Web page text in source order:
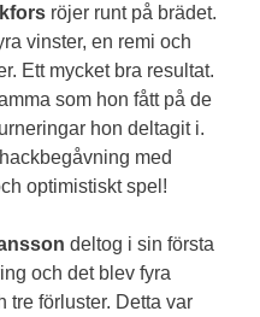
röjer runt på brädet.
vinster, en remi och
Ett mycket bra resultat.
som hon fått på de
hon deltagit i.
med
optimistiskt spel!
deltog i sin första
och det blev fyra
tre förluster. Detta var